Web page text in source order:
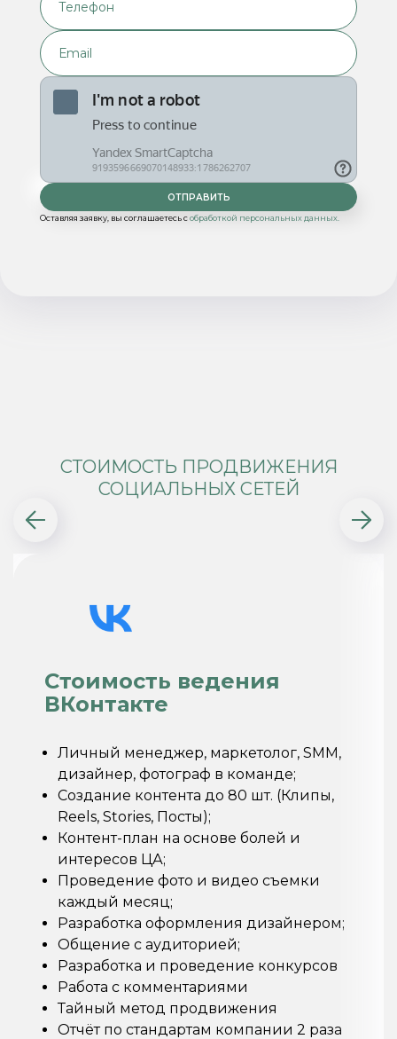
Оставляя заявку, вы соглашаетесь собработкой персональных данных.
СТОИМОСТЬ ПРОДВИЖЕНИЯ
СОЦИАЛЬНЫХ СЕТЕЙ
Стоимость ведения
ВКонтакте
Личный менеджер, маркетолог, SMM,
дизайнер, фотограф в команде;
Создание контента до 80 шт. (Клипы,
Reels, Stories, Посты);
Контент-план на основе болей и
интересов ЦА;
Проведение фото и видео съемки
каждый месяц;
Разработка оформления дизайнером;
Общение с аудиторией;
Разработка и проведение конкурсов
Работа с комментариями
Тайный метод продвижения
Отчёт по стандартам компании 2 раза